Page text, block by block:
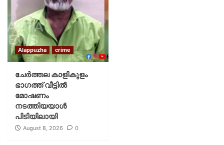
Alappuzha crime
ചേർത്തല കാളികുളം
ഭാഗത്ത് വീട്ടിൽ
മോഷണം
നടത്തിയയാൾ
പിടിയിലായി
August 8, 2026 0